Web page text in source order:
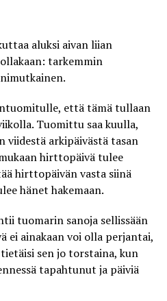
aluksi aivan liian
tarkemmin
että tämä tullaan
Tuomittu saa kuulla,
arkipäivästä tasan
hirttopäivä tulee
hirttopäivän vasta siinä
hänet hakemaan.
tuomarin sanoja sellissään
ei ainakaan voi olla perjantai,
sen jo torstaina, kun
tapahtunut ja päiviä